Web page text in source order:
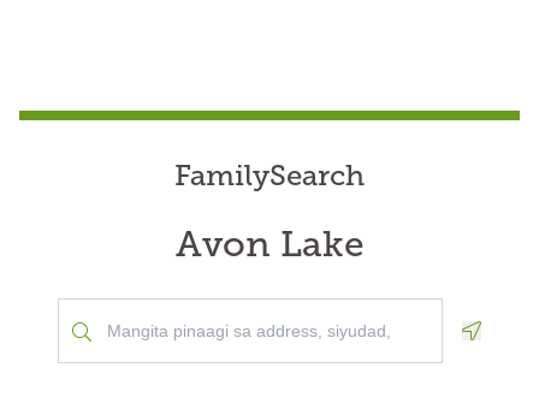
FamilySearch
Avon Lake